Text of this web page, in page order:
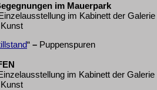
im Mauerpark
im Kabinett der Galerie
“ – Puppenspuren
im Kabinett der Galerie